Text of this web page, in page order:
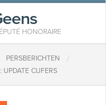
HONORAIRE
PERSBERICHTEN /
UPDATE CIJFERS